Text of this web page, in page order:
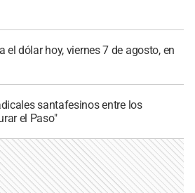
el dólar hoy, viernes 7 de agosto, en
santafesinos entre los
el Paso"